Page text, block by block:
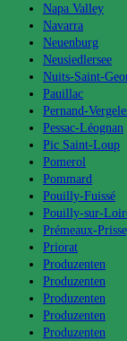
Napa Valley
Navarra
Neuenburg
Neusiedlersee
Nuits-Saint-
Pauillac
Pernand-
Pessac-Léognan
Pic Saint-Loup
Pomerol
Pommard
Pouilly-Fuissé
Pouilly-sur-
Prémeaux-
Priorat
Produzenten
Produzenten
Produzenten
Produzenten
Produzenten